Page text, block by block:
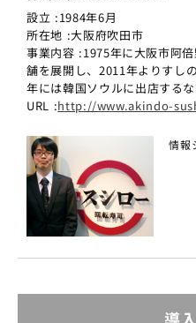
設立 :1984年6月
所在地 :大阪府吹田市
事業内容 :1975年に大阪市阿
舗を展開し、2011年よりすし
年には韓国ソウルに出店する
URL :http://www.akindo-
情報